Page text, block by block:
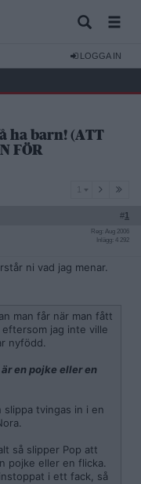
LOGGA IN
ha barn! (ATT
FÖR
#1
Reg: Aug 2006
Inlägg: 4 292
ni vad jag menar.
man får när man fått
jag inte ville
nyfödd.
en pojke eller en
slippa tvingas in i en
så slipper Pop att
pojke eller en flicka.
i ett fack, så